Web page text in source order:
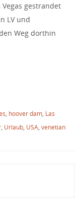
gestrandet
LV und
Weg dorthin
, hoover dam, Las
, Urlaub, USA, venetian